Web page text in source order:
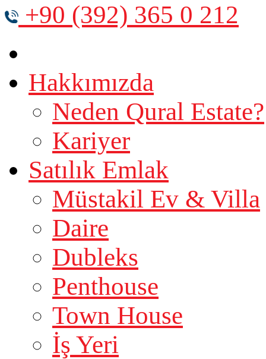
+90 (392) 365 0 212
Hakkımızda
Neden Qural Estate?
Kariyer
Satılık Emlak
Müstakil Ev & Villa
Daire
Dubleks
Penthouse
Town House
İş Yeri